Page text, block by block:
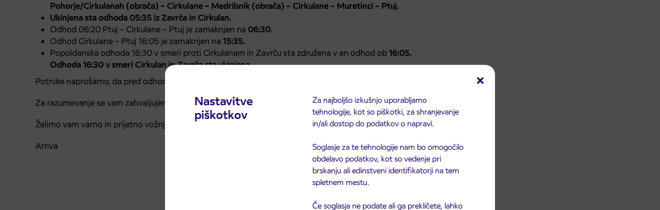
Nastavitve
piškotkov
Za najboljšo izkušnjo uporabljamo
tehnologije, kot so piškotki, za shranjevanje
in/ali dostop do podatkov o napravi.
Soglasje za te tehnologije nam bo omogočilo
obdelavo podatkov, kot so vedenje pri
brskanju ali edinstveni identifikatorji na tem
spletnem mestu.
Če soglasja ne podate ali ga prekličete, lahko
Pohorje/Cirkulanah (obrača) – Cirkulane – Medribnik (obrača) – Cirkulane – Muretinci – Ptuj.
Ukinjena sta odhoda 05:35 iz Zavrča in Cirkulan.
Odhod 06:20 Ptuj – Cirkulane – Ptuj je zamaknjen na 06:30.
Odhod Cirkulane – Ptuj 16:05 je zamaknjen na 15:35.
Popoldanska odhoda 16:30 v smeri proti Cirkulanam in Zavrču sta združena v en odhod ob16:05.
Odhoda 16:30 v smeri Cirkulan in Zavrča sta ukinjena.
Potnike naprošamo, da pred odhodom točen vozni red preverijo na naši spletni strani.
Za razumevanje se vam zahvaljujemo.
Želimo vam varno in prijetno vožnjo.
Arriva